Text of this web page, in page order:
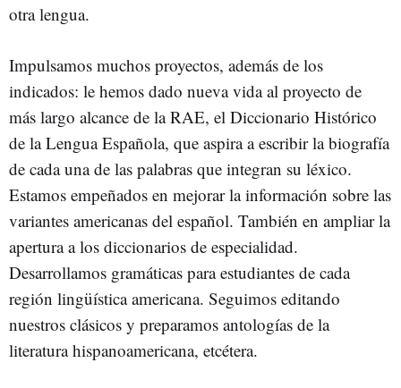
otra lengua.
Impulsamos muchos proyectos, además de los
indicados: le hemos dado nueva vida al proyecto de
más largo alcance de la RAE, el Diccionario Histórico
de la Lengua Española, que aspira a escribir la biografía
de cada una de las palabras que integran su léxico.
Estamos empeñados en mejorar la información sobre las
variantes americanas del español. También en ampliar la
apertura a los diccionarios de especialidad.
Desarrollamos gramáticas para estudiantes de cada
región lingüística americana. Seguimos editando
nuestros clásicos y preparamos antologías de la
literatura hispanoamericana, etcétera.